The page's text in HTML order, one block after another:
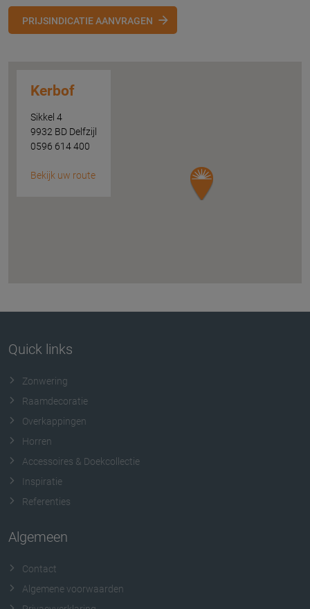
PRIJSINDICATIE AANVRAGEN
Kerbof
Sikkel 4
9932 BD Delfzijl
0596 614 400
Bekijk uw route
Quick links
Zonwering
Raamdecoratie
Overkappingen
Horren
Accessoires & Doekcollectie
Inspiratie
Referenties
Algemeen
Contact
Algemene voorwaarden